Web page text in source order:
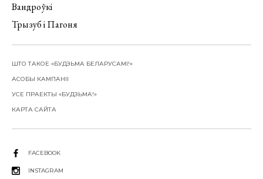
Вандроўкі
Трызуб і Пагоня
ШТО ТАКОЕ «БУДЗЬМА БЕЛАРУСАМІ!»
АСОБЫ КАМПАНІІ
УСЕ ПРАЕКТЫ «БУДЗЬМА!»
КАРТА САЙТА
FACEBOOK
INSTAGRAM